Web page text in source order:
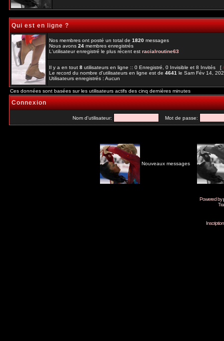
Qui est en ligne ?
Nos membres ont posté un total de1820messages
Nous avons24membres enregistrés
L'utilisateur enregistré le plus récent estracialroutine63
Il y a en tout8utilisateurs en ligne :: 0 Enregistré, 0 Invisible et 8 Invités [
Le record du nombre d'utilisateurs en ligne est de4641le Sam Fév 14,
Utilisateurs enregistrés : Aucun
Ces données sont basées sur les utilisateurs actifs des cinq dernières minutes
Connexion
Nom d'utilisateur: Mot de passe:
Nouveaux messages
Powered by